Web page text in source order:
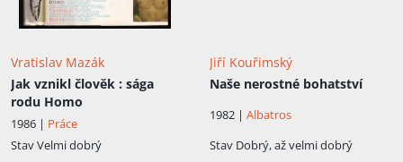
Vratislav Mazák
Jak vznikl člověk : sága
rodu Homo
1986 | Práce
StavVelmi dobrý
Jiří Kouřimský
Naše nerostné bohatství
1982 | Albatros
Stav Dobrý, až velmi dobrý